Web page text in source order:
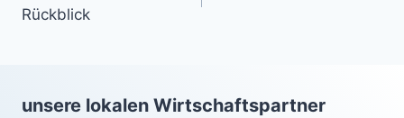
Rückblick
unsere lokalen Wirtschaftspartner